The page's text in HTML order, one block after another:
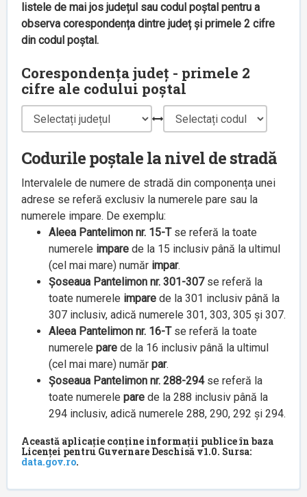
listele de mai jos județul sau codul poștal pentru a
observa corespondența dintre județ și primele 2 cifre
din codul poștal.
Corespondența județ - primele 2
cifre ale codului poștal
Codurile poștale la nivel de stradă
Intervalele de numere de stradă din componența unei
adrese se referă exclusiv la numerele pare sau la
numerele impare. De exemplu:
Aleea Pantelimon nr. 15-Tse referă la toate
numerele impare de la 15 inclusiv până la ultimul
(cel mai mare) număr impar.
Șoseaua Pantelimon nr. 301-307se referă la
toate numerele impare de la 301 inclusiv până la
307 inclusiv, adică numerele 301, 303, 305 și 307.
Aleea Pantelimon nr. 16-Tse referă la toate
numerele pare de la 16 inclusiv până la ultimul
(cel mai mare) număr par.
Șoseaua Pantelimon nr. 288-294se referă la
toate numerele pare de la 288 inclusiv până la
294 inclusiv, adică numerele 288, 290, 292 și 294.
Această aplicație conține informații publice în baza
Licenței pentru Guvernare Deschisă v1.0. Sursa:
data.gov.ro.